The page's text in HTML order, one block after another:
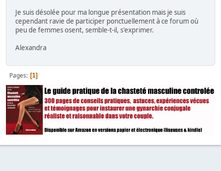
Je suis désolée pour ma longue présentation mais je suis
cependant ravie de participer ponctuellement à ce forum où
peu de femmes osent, semble-t-il, s'exprimer.
Alexandra
Pages 1